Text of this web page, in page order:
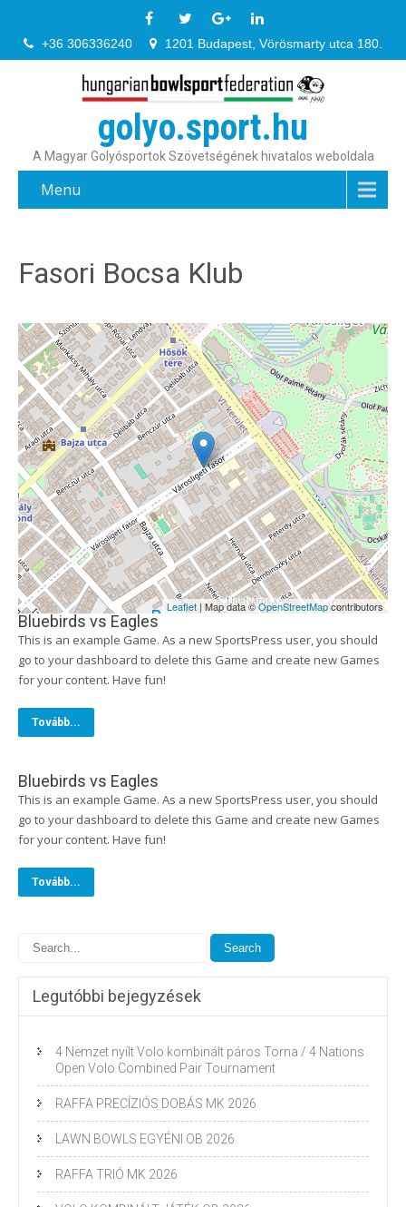
+36 306336240 1201 Budapest, Vörösmarty utca 180.
golyo.sport.hu
A Magyar Golyósportok Szövetségének hivatalos weboldala
Menu
Fasori Bocsa Klub
Leaflet | Map data ©OpenStreetMapcontributors
Bluebirds vs Eagles
This is an example Game. As a new SportsPress user, you should
go to your dashboard to delete this Game and create new Games
for your content. Have fun!
Tovább...
Bluebirds vs Eagles
This is an example Game. As a new SportsPress user, you should
go to your dashboard to delete this Game and create new Games
for your content. Have fun!
Tovább...
Legutóbbi bejegyzések
4 Nemzet nyílt Volo kombinált páros Torna / 4 Nations
Open Volo Combined Pair Tournament
RAFFA PRECÍZIÓS DOBÁS MK 2026
LAWN BOWLS EGYÉNI OB 2026
RAFFA TRIÓ MK 2026